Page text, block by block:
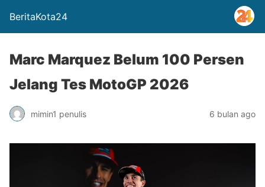
BeritaKota24
Marc Marquez Belum 100 Persen
Jelang Tes MotoGP 2026
mimin1 penulis 6 bulan ago